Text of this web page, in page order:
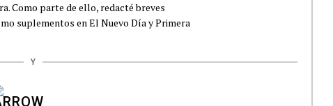
Como parte de ello, redacté breves
suplementos en El Nuevo Día y Primera
Y